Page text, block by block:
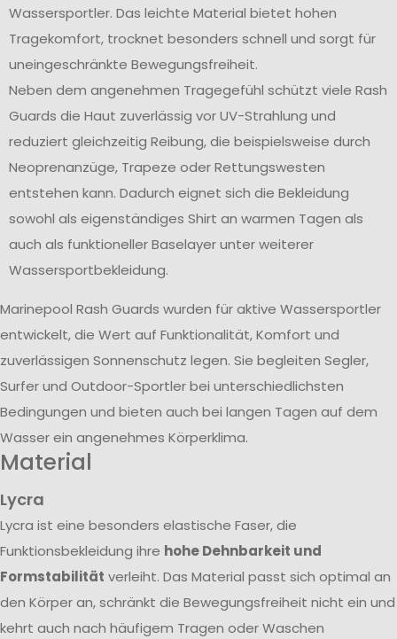
Wassersportler. Das leichte Material bietet hohen
Tragekomfort, trocknet besonders schnell und sorgt für
uneingeschränkte Bewegungsfreiheit.
Neben dem angenehmen Tragegefühl schützt viele Rash
Guards die Haut zuverlässig vor UV-Strahlung und
reduziert gleichzeitig Reibung, die beispielsweise durch
Neoprenanzüge, Trapeze oder Rettungswesten
entstehen kann. Dadurch eignet sich die Bekleidung
sowohl als eigenständiges Shirt an warmen Tagen als
auch als funktioneller Baselayer unter weiterer
Wassersportbekleidung.
Marinepool Rash Guards wurden für aktive Wassersportler
entwickelt, die Wert auf Funktionalität, Komfort und
zuverlässigen Sonnenschutz legen. Sie begleiten Segler,
Surfer und Outdoor-Sportler bei unterschiedlichsten
Bedingungen und bieten auch bei langen Tagen auf dem
Wasser ein angenehmes Körperklima.
Material
Lycra
Lycra ist eine besonders elastische Faser, die
Funktionsbekleidung ihre hohe Dehnbarkeit und
Formstabilität verleiht. Das Material passt sich optimal an
den Körper an, schränkt die Bewegungsfreiheit nicht ein und
kehrt auch nach häufigem Tragen oder Waschen